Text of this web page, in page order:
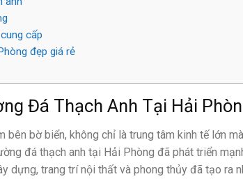
cấp
đẹp giá rẻ
Đá Thạch Anh Tại Hải
bên bờ biển, không chỉ là trung tâm kinh tế lớn
đá thạch anh tại Hải Phòng đã phát triển
dựng, trang trí nội thất và phong thủy đã tạo ra